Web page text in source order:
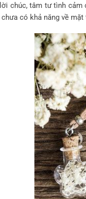
chúc, tâm tư tình
có khả năng về